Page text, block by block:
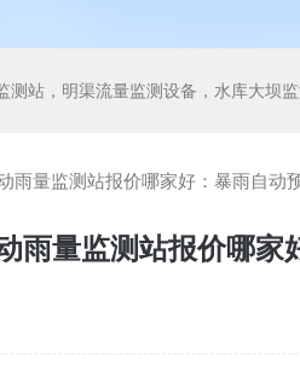
测站，明渠流量监测设备，水库大坝
雨量监测站报价哪家好：暴雨自动
雨量监测站报价哪家